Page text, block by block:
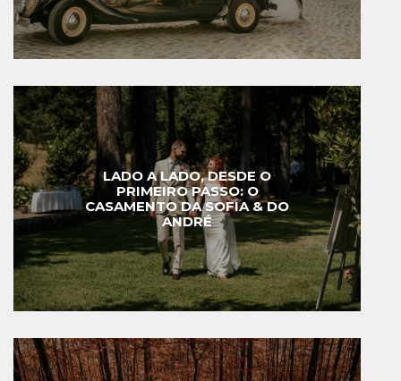
LADO A LADO, DESDE O
PRIMEIRO PASSO: O
CASAMENTO DA SOFIA & DO
ANDRÉ